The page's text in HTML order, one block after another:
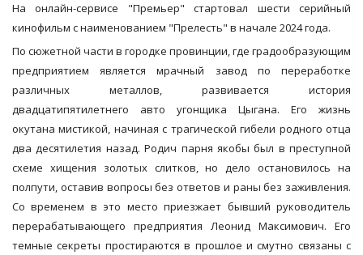
На онлайн-сервисе "Премьер" стартовал шести серийный
кинофильм с наименованием "Прелесть" в начале 2024 года.
По сюжетной части в городке провинции, где градообразующим
предприятием является мрачный завод по переработке
различных металлов, развивается история
двадцатипятилетнего авто угонщика Цыгана. Его жизнь
окутана мистикой, начиная с трагической гибели родного отца
два десятилетия назад. Родич парня якобы был в преступной
схеме хищения золотых слитков, но дело остановилось на
полпути, оставив вопросы без ответов и раны без заживления.
Со временем в это место приезжает бывший руководитель
перерабатывающего предприятия Леонид Максимович. Его
темные секреты простираются в прошлое и смутно связаны с